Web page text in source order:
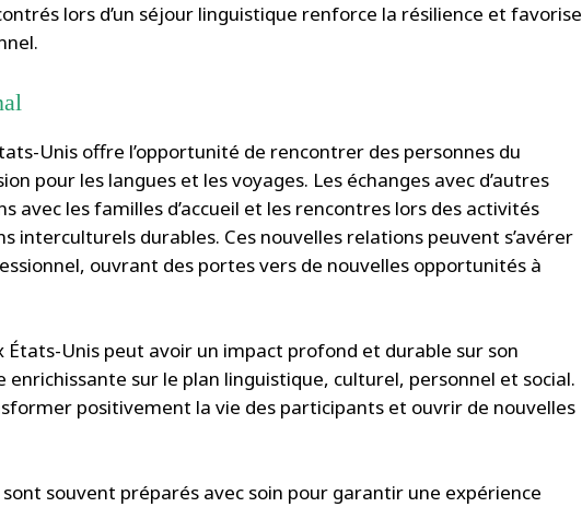
lors d’un séjour linguistique renforce la résilience et favorise
Unis offre l’opportunité de rencontrer des personnes du
pour les langues et les voyages. Les échanges avec d’autres
les familles d’accueil et les rencontres lors des activités
interculturels durables. Ces nouvelles relations peuvent s’avérer
ouvrant des portes vers de nouvelles opportunités à
États-Unis peut avoir un impact profond et durable sur son
sur le plan linguistique, culturel, personnel et social.
positivement la vie des participants et ouvrir de nouvelles
souvent préparés avec soin pour garantir une expérience